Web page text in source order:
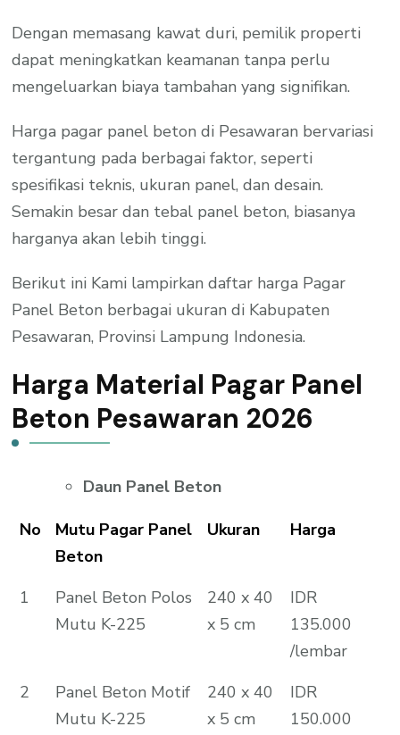
Dengan memasang kawat duri, pemilik properti
dapat meningkatkan keamanan tanpa perlu
mengeluarkan biaya tambahan yang signifikan.
Harga pagar panel beton di Pesawaran bervariasi
tergantung pada berbagai faktor, seperti
spesifikasi teknis, ukuran panel, dan desain.
Semakin besar dan tebal panel beton, biasanya
harganya akan lebih tinggi.
Berikut ini Kami lampirkan daftar harga Pagar
Panel Beton berbagai ukuran di Kabupaten
Pesawaran, Provinsi Lampung Indonesia.
Harga Material Pagar Panel
Beton Pesawaran 2026
Daun Panel Beton
No
Mutu Pagar Panel
Beton
Ukuran Harga
1
Panel Beton Polos
Mutu K-225
240 x 40
x 5 cm
IDR
135.000
/lembar
2
Panel Beton Motif
Mutu K-225
240 x 40
x 5 cm
IDR
150.000